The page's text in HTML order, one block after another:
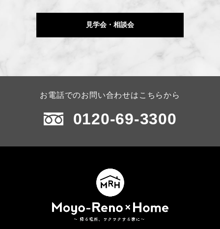
見学会・相談会
お電話でのお問い合わせはこちらから
0120-69-3300